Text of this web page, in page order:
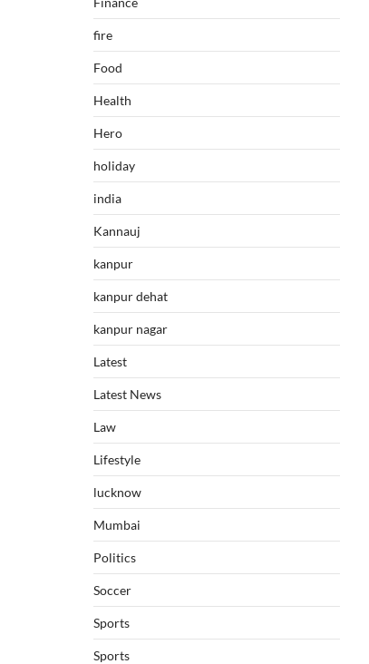
fire
Food
Health
Hero
holiday
india
Kannauj
kanpur
kanpur dehat
kanpur nagar
Latest
Latest News
Law
Lifestyle
lucknow
Mumbai
Politics
Soccer
Sports
Sports